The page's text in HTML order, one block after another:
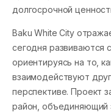
долгосрочной
Baku White City
сегодня
ориентируясь на то,
взаимодействуют
перспективе. Проект
район, объединяющий